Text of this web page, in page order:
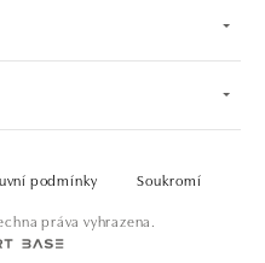
práva vyhrazena.
podmínky Soukromí